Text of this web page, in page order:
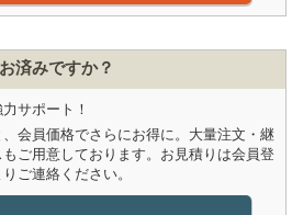
済みですか？
サポート！
会員価格でさらにお得に。大量注文・継
ご用意しております。お見積りは会員登
ご連絡ください。